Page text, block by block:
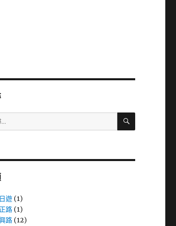
搜
遊 (1)
路 (1)
路 (12)